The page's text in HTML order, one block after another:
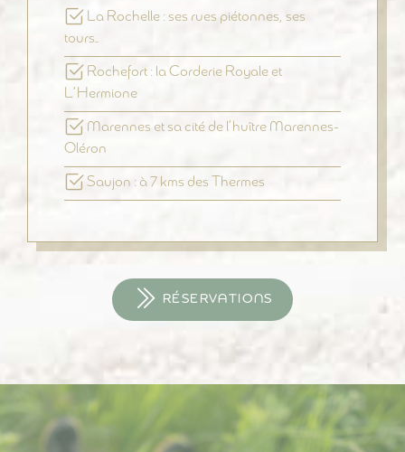
La Rochelle : ses rues piétonnes, ses
tours…
Rochefort : la Corderie Royale et
L’Hermione
Marennes et sa cité de l’huître Marennes-
Oléron
Saujon : à 7 kms des Thermes
RÉSERVATIONS